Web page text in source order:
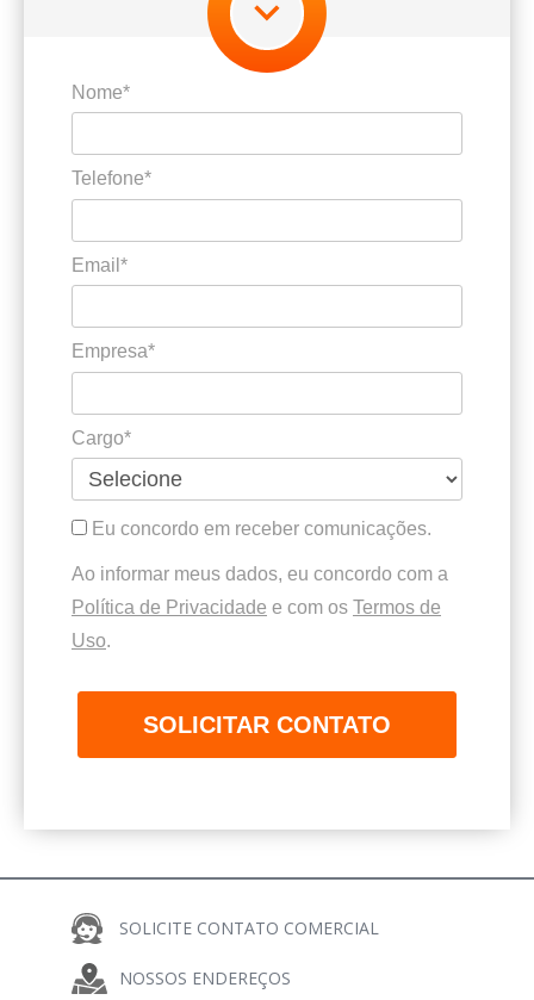
Nome*
Telefone*
Email*
Empresa*
Cargo*
Eu concordo em receber comunicações.
Ao informar meus dados, eu concordo com a
Política de Privacidade e com os Termos de
Uso.
SOLICITAR CONTATO
SOLICITE CONTATO COMERCIAL
NOSSOS ENDEREÇOS